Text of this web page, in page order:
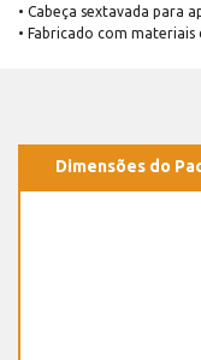
• Cabeça sextavada para
• Fabricado com materiais
Dimensões do